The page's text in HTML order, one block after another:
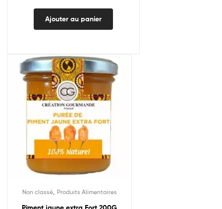
Ajouter au panier
Non classé, Produits Alimentaires